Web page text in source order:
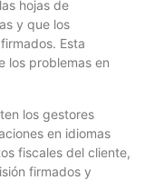
hojas de
y que los
Esta
los problemas en
los gestores
en idiomas
fiscales del cliente,
firmados y